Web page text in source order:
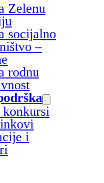
Zelenu
socijalno
–
rodnu
i